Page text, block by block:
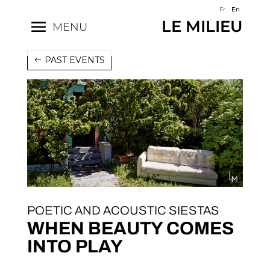
Fr En
LE MILIEU
MENU
PAST EVENTS
POETIC AND ACOUSTIC SIESTAS
WHEN BEAUTY COMES
INTO PLAY